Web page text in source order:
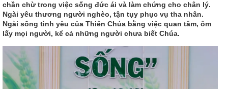
chần chừ trong việc sống đức ái và làm chứng cho chân lý.
Ngài yêu thương người nghèo, tận tụy phục vụ tha nhân.
Ngài sống tình yêu của Thiên Chúa bằng việc quan tâm, ôm
lấy mọi người, kể cả những người chưa biết Chúa.